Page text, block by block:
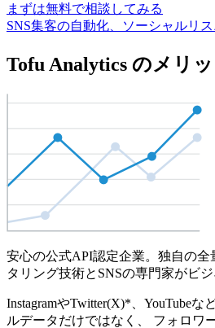
まずは無料で相談してみる
SNS集客の自動化、ソーシャルリ
Tofu Analytics のメリッ
安心の公式API認定企業。独自の全
タリング技術とSNSの専門家がビ
InstagramやTwitter(X)*、YouTubeな
ルデータだけではなく、 フォロワ